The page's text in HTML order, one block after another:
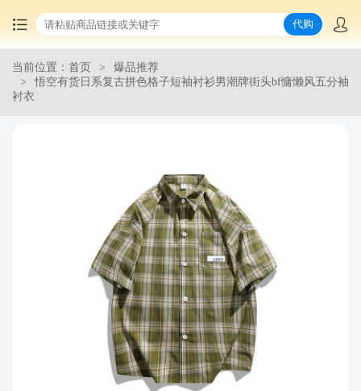
首页
代购
当前位置：首页
爆品推荐
悟空有货日系复古拼色格子短袖衬衫男潮牌街头bf慵懒风五分袖
衬衣